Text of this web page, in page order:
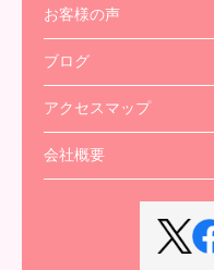
お客様の声
ブログ
アクセスマップ
会社概要